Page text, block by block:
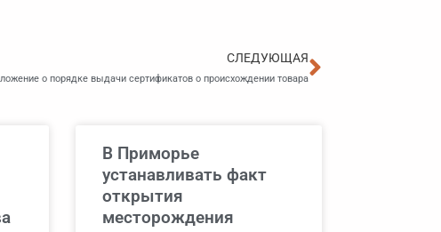
СЛЕДУЮЩАЯ
о порядке выдачи сертификатов о происхождении товара
В Приморье
устанавливать факт
открытия
месторождения